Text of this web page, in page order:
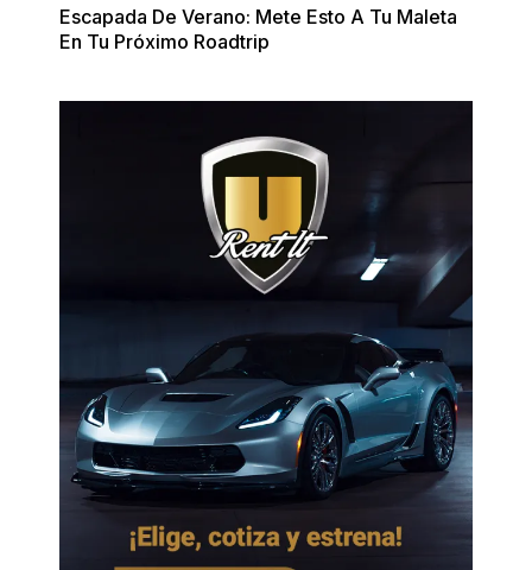
Escapada De Verano: Mete Esto A Tu Maleta
En Tu Próximo Roadtrip